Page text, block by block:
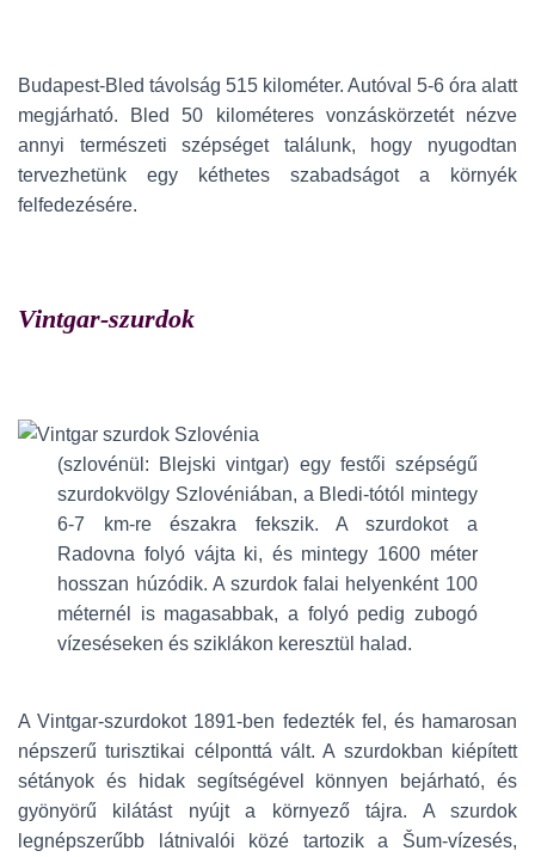
Budapest-Bled távolság 515 kilométer. Autóval 5-6 óra alatt
megjárható. Bled 50 kilométeres vonzáskörzetét nézve
annyi természeti szépséget találunk, hogy nyugodtan
tervezhetünk egy kéthetes szabadságot a környék
felfedezésére.
Vintgar-szurdok
(szlovénül: Blejski vintgar) egy festői szépségű
szurdokvölgy Szlovéniában, a Bledi-tótól mintegy
6-7 km-re északra fekszik. A szurdokot a
Radovna folyó vájta ki, és mintegy 1600 méter
hosszan húzódik. A szurdok falai helyenként 100
méternél is magasabbak, a folyó pedig zubogó
vízeséseken és sziklákon keresztül halad.
A Vintgar-szurdokot 1891-ben fedezték fel, és hamarosan
népszerű turisztikai célponttá vált. A szurdokban kiépített
sétányok és hidak segítségével könnyen bejárható, és
gyönyörű kilátást nyújt a környező tájra. A szurdok
legnépszerűbb látnivalói közé tartozik a Šum-vízesés,